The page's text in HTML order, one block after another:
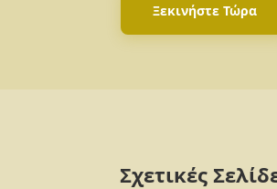
Ξεκινήστε Τώρα
Σχετικές